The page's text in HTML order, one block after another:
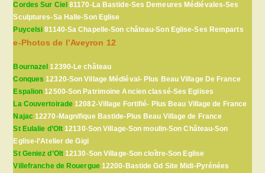
Cordes Sur Ciel 81170-La Bastide-Ses Demeures Médiévales-Ses
Sculptures-Sa Halle-Son Eglise
Puycelsi 81140-Sa Chapelle-Son château-Son Eglise-Ses Remparts
e-Photos de l’Aveyron 12
Bournazel 12390-Le château
Conques 12320-Son Village Médiéval- Plus Beau Village De France
Espalion 12500-Son Patrimoine Ancien classé-Ses Eglises
La Couvertoirade 12082-Village Fortifié- Plus Beau Village de France
Najac12270-Magnifique Bastide-Plus Beau Village de France
St Eulalie d’Olt 12130-Son Village-Son moulin-Son Château-Son
Eglise-l’Atelier de Gigi
St Geniez d’Olt12130-Son Village-Son cloître-Son Eglise
Villefranche de Rouergue12200-Bastide Gd Site Midi-Pyrénées